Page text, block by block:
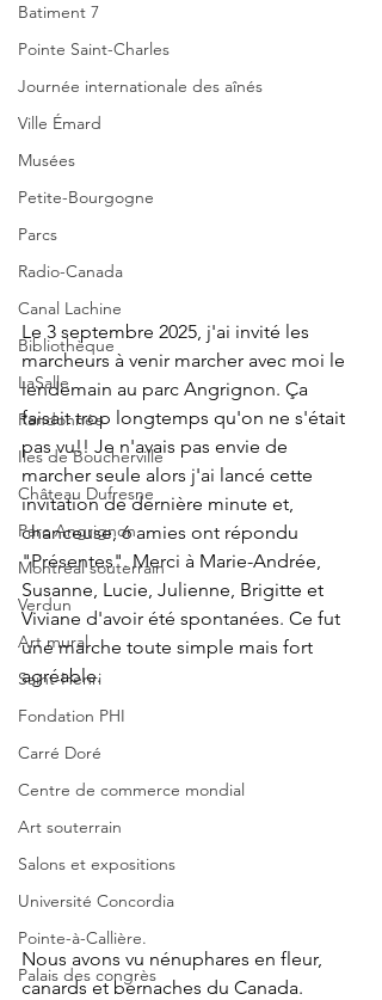
Batiment 7
Pointe Saint-Charles
Journée internationale des aînés
Ville Émard
Musées
Petite-Bourgogne
Parcs
Radio-Canada
Canal Lachine
Bibliothèque
LaSalle
Randonnée
Iles de Boucherville
Château Dufresne
Parc Angrignon
Montréal souterrain
Verdun
Art mural
Saint-Henri
Fondation PHI
Carré Doré
Centre de commerce mondial
Art souterrain
Salons et expositions
Université Concordia
Pointe-à-Callière.
Palais des congrès
Le 3 septembre 2025, j'ai invité les
marcheurs à venir marcher avec moi le
lendemain au parc Angrignon. Ça
faisait trop longtemps qu'on ne s'était
pas vu!! Je n'avais pas envie de
marcher seule alors j'ai lancé cette
invitation de dernière minute et,
chanceuse, 6 amies ont répondu
"Présentes". Merci à Marie-Andrée,
Susanne, Lucie, Julienne, Brigitte et
Viviane d'avoir été spontanées. Ce fut
une marche toute simple mais fort
agréable.
Nous avons vu nénuphares en fleur,
canards et bernaches du Canada.